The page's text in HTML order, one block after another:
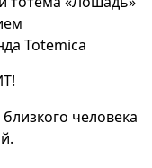
Totemica
человека